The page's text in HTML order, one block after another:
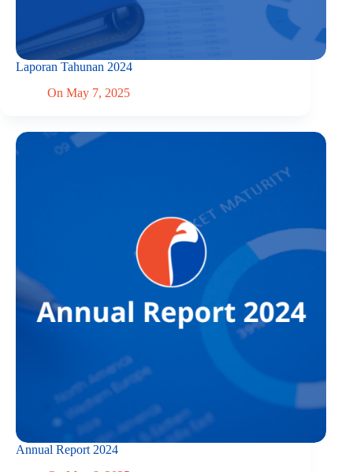
Laporan Tahunan 2024
On May 7, 2025
Annual Report 2024